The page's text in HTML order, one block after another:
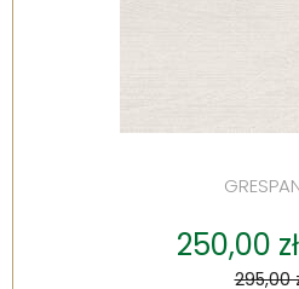
250,00
295,00